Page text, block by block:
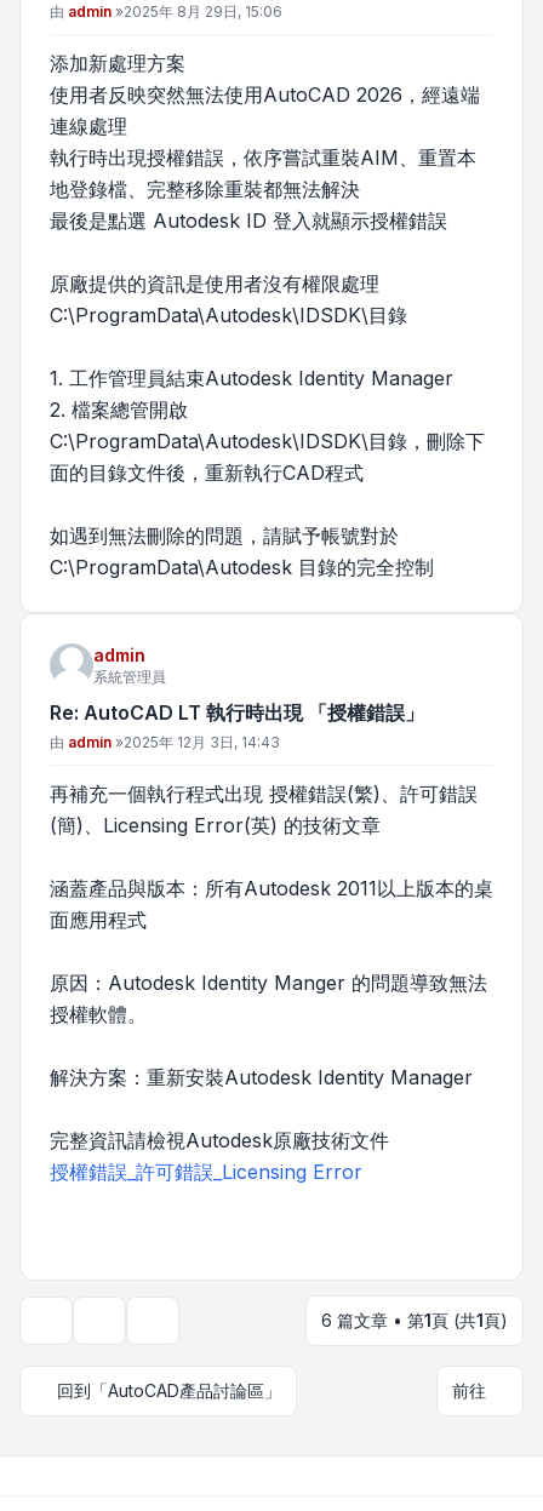
文章
由 admin »2025年 8月 29日, 15:06
添加新處理方案
使用者反映突然無法使用AutoCAD 2026，經遠端
連線處理
執行時出現授權錯誤，依序嘗試重裝AIM、重置本
地登錄檔、完整移除重裝都無法解決
最後是點選 Autodesk ID 登入就顯示授權錯誤
原廠提供的資訊是使用者沒有權限處理
C:\ProgramData\Autodesk\IDSDK\目錄
1. 工作管理員結束Autodesk Identity Manager
2. 檔案總管開啟
C:\ProgramData\Autodesk\IDSDK\目錄，刪除下
面的目錄文件後，重新執行CAD程式
如遇到無法刪除的問題，請賦予帳號對於
C:\ProgramData\Autodesk 目錄的完全控制
admin
系統管理員
Re: AutoCAD LT 執行時出現 「授權錯誤」
文章
由 admin »2025年 12月 3日, 14:43
再補充一個執行程式出現 授權錯誤(繁)、許可錯誤
(簡)、Licensing Error(英) 的技術文章
涵蓋產品與版本：所有Autodesk 2011以上版本的桌
面應用程式
原因：Autodesk Identity Manger 的問題導致無法
授權軟體。
解決方案：重新安裝Autodesk Identity Manager
完整資訊請檢視Autodesk原廠技術文件
授權錯誤_許可錯誤_Licensing Error
6 篇文章 • 第1頁 (共1頁)
回到「AutoCAD產品討論區」 前往